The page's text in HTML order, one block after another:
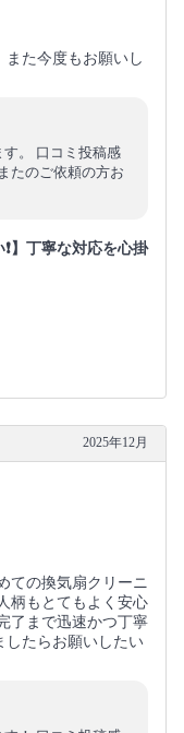
た今度もお願いし
。 口コミ投稿感
たのご依頼の方お
❗️】丁寧な対応を心掛
2025年12月
ての換気扇クリーニ
柄もとてもよく安心
了まで迅速かつ丁寧
したらお願いしたい